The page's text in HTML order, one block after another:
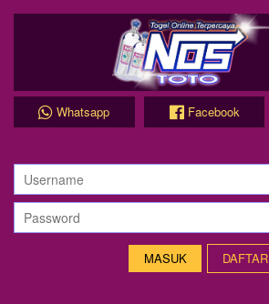
Whatsapp Facebook
DAFTAR